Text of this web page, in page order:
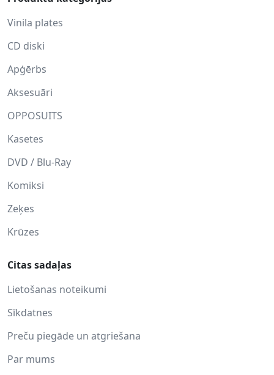
Vinila plates
CD diski
Apģērbs
Aksesuāri
OPPOSUITS
Kasetes
DVD / Blu-Ray
Komiksi
Zeķes
Krūzes
Citas sadaļas
Lietošanas noteikumi
Sīkdatnes
Preču piegāde un atgriešana
Par mums